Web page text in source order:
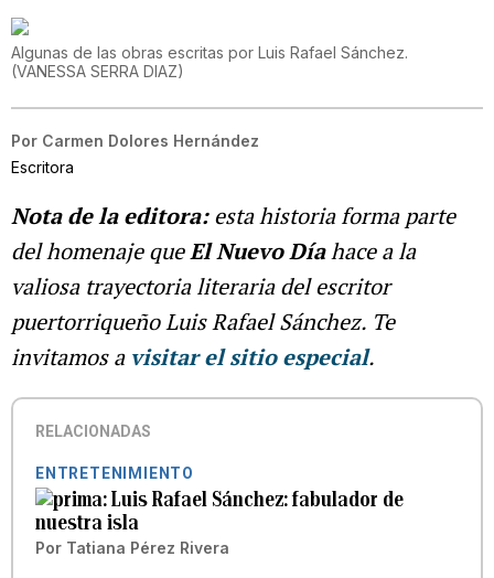
Algunas de las obras escritas por Luis Rafael Sánchez.
(VANESSA SERRA DIAZ)
Por Carmen Dolores Hernández
Escritora
Nota de la editora:esta historia forma parte
del homenaje queEl Nuevo Díahace a la
valiosa trayectoria literaria del escritor
puertorriqueño Luis Rafael Sánchez. Te
invitamos a visitar el sitio especial.
RELACIONADAS
ENTRETENIMIENTO
Luis Rafael Sánchez: fabulador de
nuestra isla
Por Tatiana Pérez Rivera